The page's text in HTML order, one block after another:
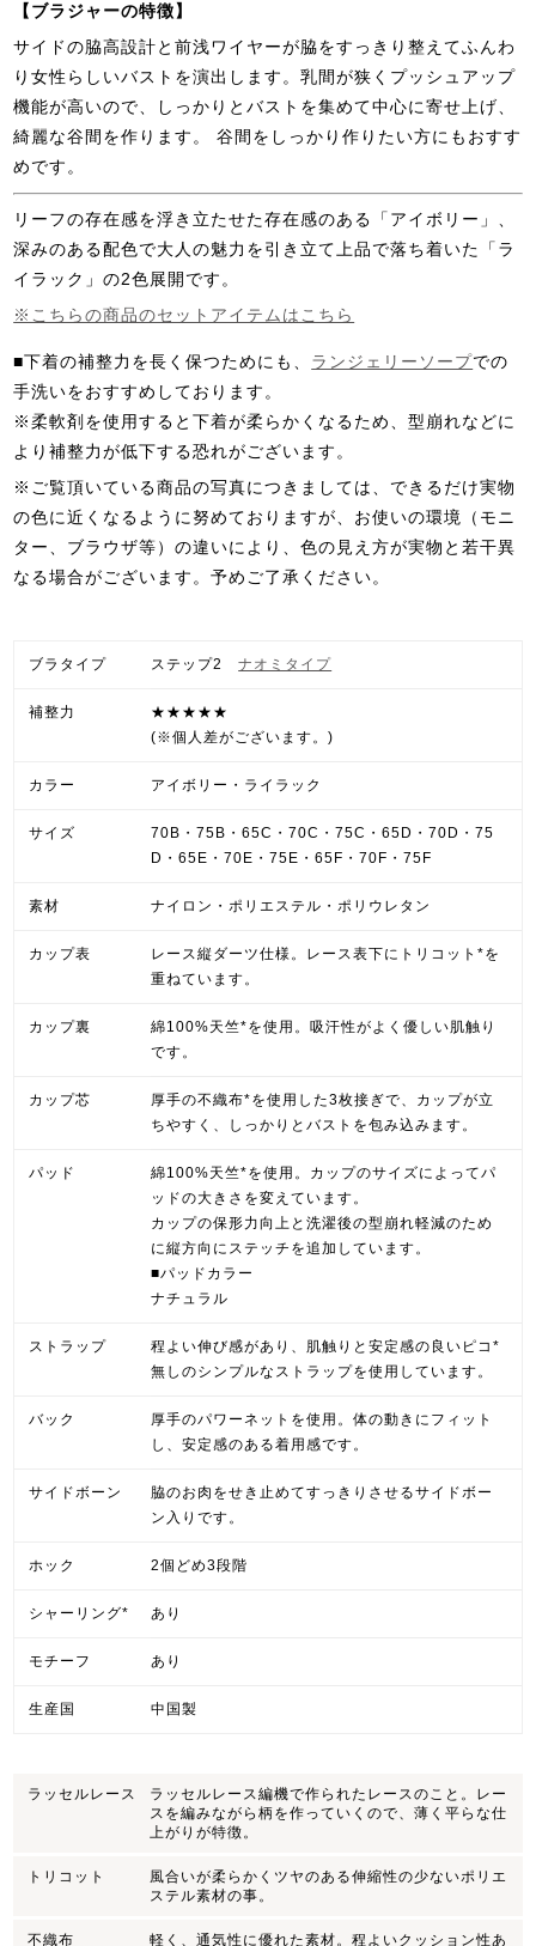
【ブラジャーの特徴】
サイドの脇高設計と前浅ワイヤーが脇をすっきり整えてふんわ
り女性らしいバストを演出します。乳間が狭くプッシュアップ
機能が高いので、しっかりとバストを集めて中心に寄せ上げ、
綺麗な谷間を作ります。 谷間をしっかり作りたい方にもおすす
めです。
リーフの存在感を浮き立たせた存在感のある「アイボリー」、
深みのある配色で大人の魅力を引き立て上品で落ち着いた「ラ
イラック」の2色展開です。
※こちらの商品のセットアイテムはこちら
■下着の補整力を長く保つためにも、 ランジェリーソープでの
手洗いをおすすめしております。
※柔軟剤を使用すると下着が柔らかくなるため、型崩れなどに
より補整力が低下する恐れがございます。
※ご覧頂いている商品の写真につきましては、できるだけ実物
の色に近くなるように努めておりますが、お使いの環境（モニ
ター、ブラウザ等）の違いにより、色の見え方が実物と若干異
なる場合がございます。予めご了承ください。
ブラタイプ ステップ2ナオミタイプ
補整力
★★★★★
(※個人差がございます。)
カラー アイボリー・ライラック
サイズ
70B・75B・65C・70C・75C・65D・70D・75
D・65E・70E・75E・65F・70F・75F
素材 ナイロン・ポリエステル・ポリウレタン
カップ表
レース縦ダーツ仕様。レース表下にトリコット*を
重ねています。
カップ裏
綿100%天竺*を使用。吸汗性がよく優しい肌触り
です。
カップ芯
厚手の不織布*を使用した3枚接ぎで、カップが立
ちやすく、しっかりとバストを包み込みます。
パッド
綿100%天竺*を使用。カップのサイズによってパ
ッドの大きさを変えています。
カップの保形力向上と洗濯後の型崩れ軽減のため
に縦方向にステッチを追加しています。
■パッドカラー
ナチュラル
ストラップ
程よい伸び感があり、肌触りと安定感の良いピコ*
無しのシンプルなストラップを使用しています。
バック
厚手のパワーネットを使用。体の動きにフィット
し、安定感のある着用感です。
サイドボーン
脇のお肉をせき止めてすっきりさせるサイドボー
ン入りです。
ホック 2個どめ3段階
シャーリング* あり
モチーフ あり
生産国 中国製
ラッセルレース
ラッセルレース編機で作られたレースのこと。レー
スを編みながら柄を作っていくので、薄く平らな仕
上がりが特徴。
トリコット
風合いが柔らかくツヤのある伸縮性の少ないポリエ
ステル素材の事。
不織布 軽く、通気性に優れた素材。程よいクッション性あ